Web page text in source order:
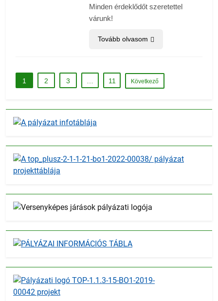
Minden érdeklődőt szeretettel
várunk!
Tovább olvasom
1 2 3 … 11 Következő